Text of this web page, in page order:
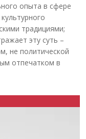
опыта в сфере
традициями;
эту суть –
не политической
отпечатком в